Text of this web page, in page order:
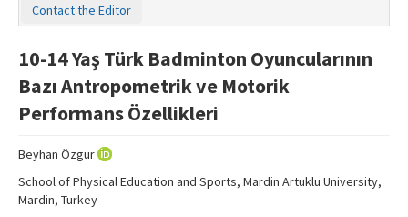
Editorial Board
Instructions to Authors
Copyright Transfer Form
Contact Us
Contact the Editor
10-14 Yaş Türk Badminton Oyuncularının
Bazı Antropometrik ve Motorik
Performans Özellikleri
Beyhan Özgür
School of Physical Education and Sports, Mardin Artuklu University,
Mardin, Turkey